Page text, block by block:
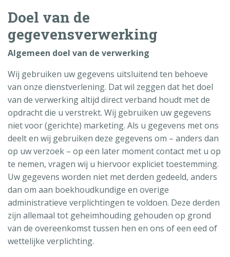
Doel van de
gegevensverwerking
Algemeen doel van de verwerking
Wij gebruiken uw gegevens uitsluitend ten behoeve
van onze dienstverlening. Dat wil zeggen dat het doel
van de verwerking altijd direct verband houdt met de
opdracht die u verstrekt. Wij gebruiken uw gegevens
niet voor (gerichte) marketing. Als u gegevens met ons
deelt en wij gebruiken deze gegevens om – anders dan
op uw verzoek – op een later moment contact met u op
te nemen, vragen wij u hiervoor expliciet toestemming.
Uw gegevens worden niet met derden gedeeld, anders
dan om aan boekhoudkundige en overige
administratieve verplichtingen te voldoen. Deze derden
zijn allemaal tot geheimhouding gehouden op grond
van de overeenkomst tussen hen en ons of een eed of
wettelijke verplichting.